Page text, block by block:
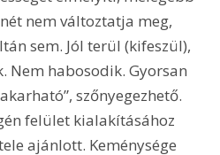
nem változtatja meg,
sem. Jól terül (kifeszül),
Nem habosodik. Gyorsan
szőnyegezhető.
felület kialakításához
ajánlott. Keménysége